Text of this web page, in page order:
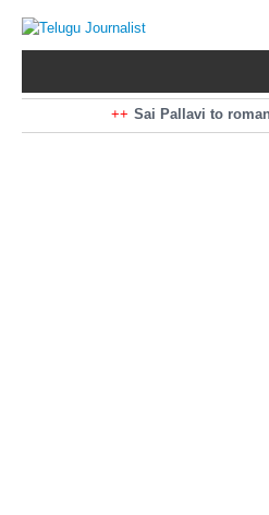
Sai Pallavi to
Kiara Advani to